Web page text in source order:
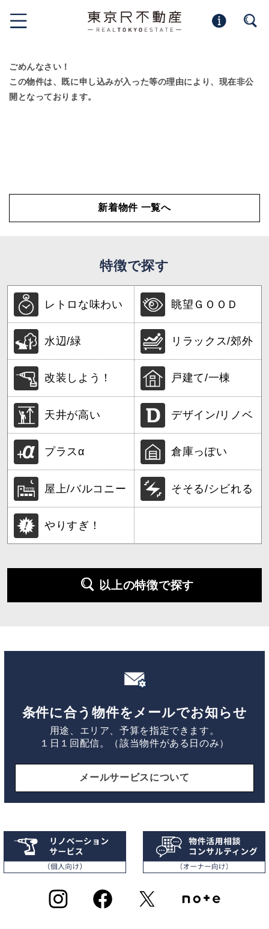
ごめんなさい！
この物件は、既に申し込みが入った等の理由により、現在非公
開となっております。
新着物件 一覧へ
特徴で探す
レトロな味わい 眺望ＧＯＯＤ
水辺/緑 リラックス/郊外
改装しよう！ 戸建て/一棟
天井が高い デザイン/リノベ
プラスα 倉庫っぽい
屋上/バルコニー そそる/シビれる
やりすぎ！
以上の特徴で探す
条件に合う物件をメールでお知らせ
用途、エリア、予算を指定できます。
１日１回配信。（該当物件がある日のみ）
メールサービスについて